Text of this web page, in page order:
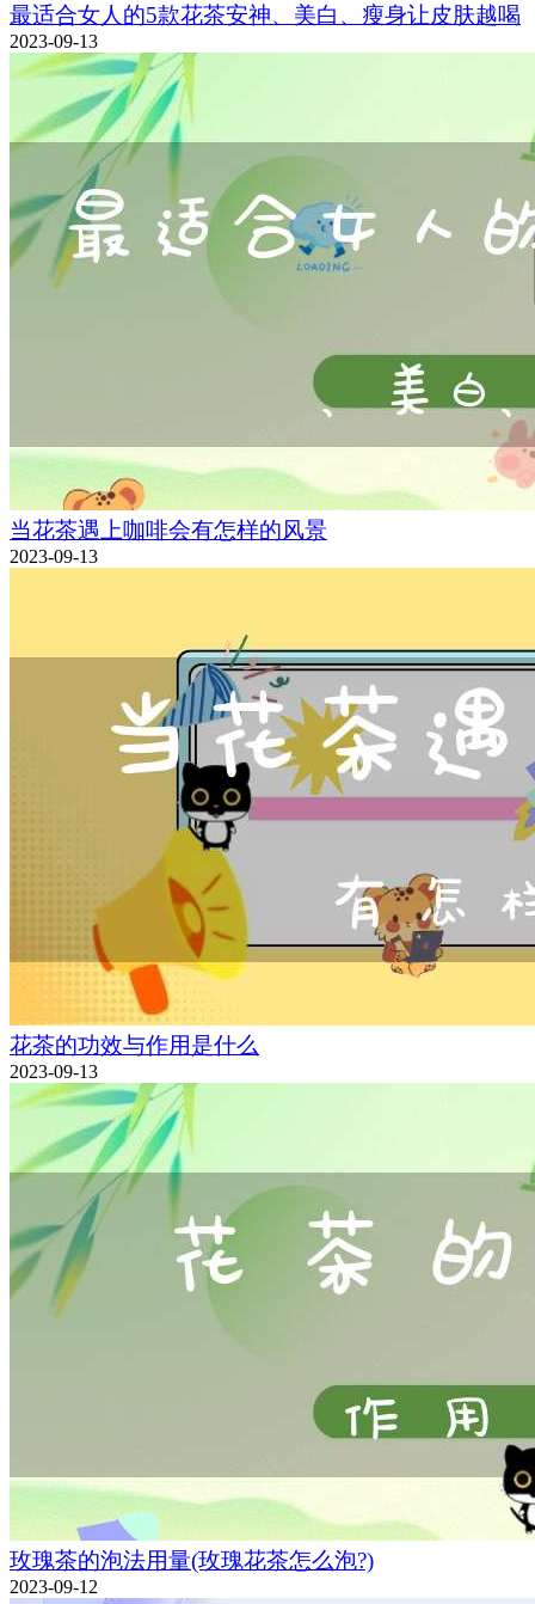
最适合女人的5款花茶安神、美白、瘦身让皮肤越喝
2023-09-13
当花茶遇上咖啡会有怎样的风景
2023-09-13
花茶的功效与作用是什么
2023-09-13
玫瑰茶的泡法用量(玫瑰花茶怎么泡?)
2023-09-12